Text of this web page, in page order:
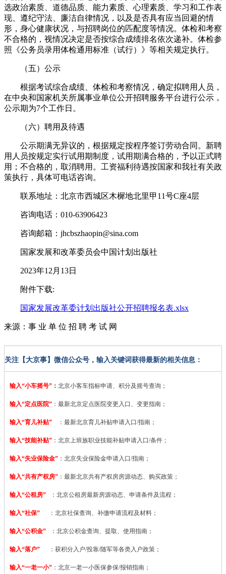
选政治素质、道德品质、能力素质、心理素质、学习和工作表
现、遵纪守法、廉洁自律情况，以及是否具有应当回避的情
形，身心健康状况，与招聘岗位的匹配度等情况。体检和考察
不合格的，视情况决定是否按综合成绩排名依次递补。体检参
照《公务员录用体检通用标准（试行）》等相关规定执行。
（五）公示
根据考试综合成绩、体检和考察情况，确定拟聘用人员，
在中央和国家机关所属事业单位公开招聘服务平台进行公示，
公示期为7个工作日。
（六）聘用及待遇
公示期满无异议的，根据规定按程序签订劳动合同。新聘
用人员按规定实行试用期制度，试用期满合格的，予以正式聘
用；不合格的，取消聘用。工资福利待遇按国家和我社有关政
策执行，具体可电话咨询。
联系地址：北京市西城区木樨地北里甲11号C座4层
咨询电话：010-63906423
咨询邮箱：jhcbszhaopin@sina.com
国家发展和改革委员会中国计划出版社
2023年12月13日
附件下载:
国家发展改革委计划出版社公开招聘报名表.xlsx
来源：事 业 单 位 招 聘 考 试 网
关注【大京事】微信公众号，输入关键词获得最新的相关信息：
输入“小车摇号” ： 北京小客车指标申请、积分及摇号查询；
输入“定点医院” ： 最新北京定点医院变更入口、变更指南；
输入“育儿补贴” ：最新北京育儿补贴申请入口/指南；
输入“技能补贴” ： 北京上班族职业技能补贴申请入口/条件；
输入“失业保险金” ：北京失业保险金申请入口/指南；
输入“共有产权房” ：最新北京共有产权房房源动态、购买政策；
输入“公租房” ：北京公租房最新房源动态、申请条件及流程；
输入“社保” ：北京社保查询、补缴申请流程及材料；
输入“公积金” ：北京公积金查询、提取、使用指南；
输入“落户” ：获积分入户/投靠/随军等各类入户政策；
输入“一老一小” ：北京一老一小医保参保/报销指南；